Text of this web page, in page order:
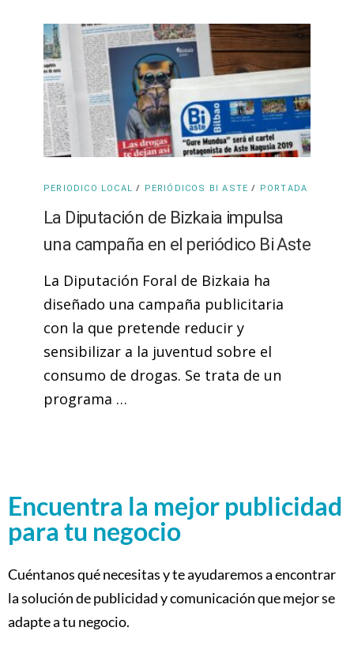
PERIODICO LOCAL / PERIÓDICOS BI ASTE / PORTADA
La Diputación de Bizkaia impulsa
una campaña en el periódico Bi Aste
La Diputación Foral de Bizkaia ha
diseñado una campaña publicitaria
con la que pretende reducir y
sensibilizar a la juventud sobre el
consumo de drogas. Se trata de un
programa …
Encuentra la mejor publicidad
para tu negocio
Cuéntanos qué necesitas y te ayudaremos a encontrar
la solución de publicidad y comunicación que mejor se
adapte a tu negocio.